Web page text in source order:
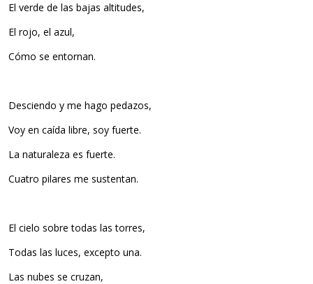
El verde de las bajas altitudes,
El rojo, el azul,
Cómo se entornan.
Desciendo y me hago pedazos,
Voy en caída libre, soy fuerte.
La naturaleza es fuerte.
Cuatro pilares me sustentan.
El cielo sobre todas las torres,
Todas las luces, excepto una.
Las nubes se cruzan,